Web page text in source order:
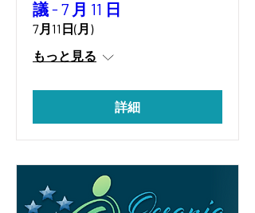
議 - 7 月 11 日
7月11日(月)
もっと見る
詳細